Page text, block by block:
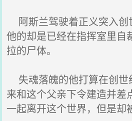
阿斯兰驾驶着正义突入创
他的却是已经在指挥室里自
拉的尸体。
失魂落魄的他打算在创世
来和这个父亲下令建造并差
一起离开这个世界，但是却